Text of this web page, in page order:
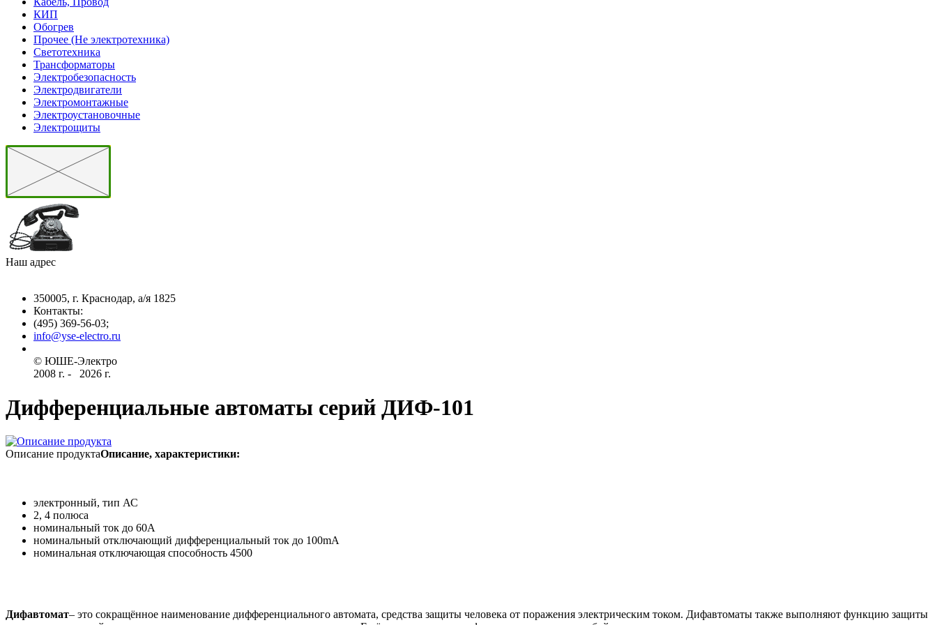
КИП
Обогрев
Прочее (Не электротехника)
Светотехника
Трансформаторы
Электробезопасность
Электродвигатели
Электромонтажные
Электроустановочные
Электрощиты
Наш адрес
350005, г. Краснодар, а/я 1825
Контакты: ­
(495) 369-56-03;
info@yse-electro.ru­
© ЮШЕ-Эл­ектро ­
2008 г­. - ­ ­­­­­
2026 г.
Дифференциальные автоматы серий ДИФ-101
Описание продуктаОписание, характеристики:
электронный, тип АС
2, 4 полюса
номинальный ток до 60А
номинальный отключающий дифференциальный ток до 100mA
номинальная отключающая способность 4500
Дифавтомат– это сокращённое наименование дифференциального автомата, средства защиты человека от поражения электрическим током. Дифавтоматы также выполняют функцию защиты